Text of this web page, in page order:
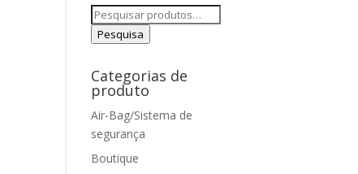
Pesquisar
por:
Pesquisa
Categorias de
produto
Air-Bag/Sistema de
segurança
Boutique